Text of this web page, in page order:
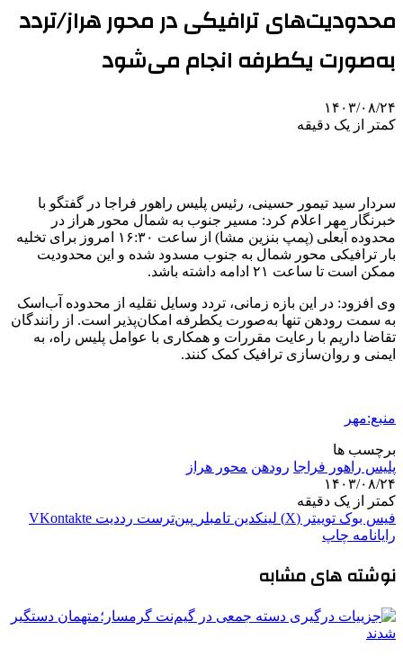
محدودیت‌های ترافیکی در محور هراز/تردد
به‌صورت یکطرفه انجام می‌شود
۱۴۰۳/۰۸/۲۴
کمتر از یک دقیقه
سردار سید تیمور حسینی، رئیس پلیس راهور فراجا در گفتگو با
خبرنگار مهر اعلام کرد: مسیر جنوب به شمال محور هراز در
محدوده آبعلی (پمپ بنزین مشا
) از ساعت ۱۶:۳۰ امروز برای تخلیه
بار ترافیکی محور شمال به جنوب مسدود شده و این محدودیت
ممکن است تا ساعت ۲۱ ادامه داشته باشد.
وی افزود: در این بازه زمانی، تردد وسایل نقلیه از محدوده آب‌اسک
به سمت رودهن تنها به‌صورت یکطرفه امکان‌پذیر است. از رانندگان
تقاضا داریم با رعایت مقررات و همکاری با عوامل پلیس راه، به
ایمنی و روان‌سازی ترافیک کمک کنند.
منبع:مهر
برچسب ها
پلیس راهور فراجا رودهن محور هراز
۱۴۰۳/۰۸/۲۴
کمتر از یک دقیقه
فیس بوک توییتر (X) لینکدین ‫تامبلر ‫پین‌ترست ‫رددیت ‫VKontakte
رایانامه چاپ
نوشته های مشابه